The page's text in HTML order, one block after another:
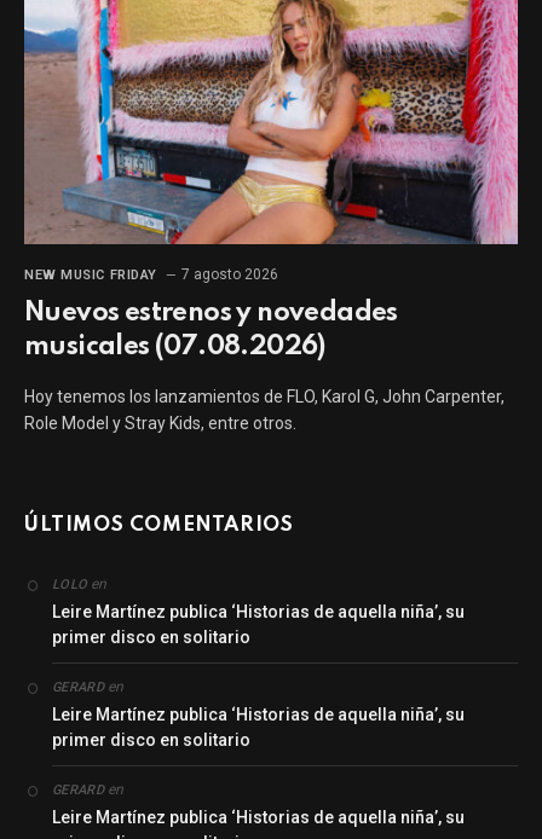
NEW MUSIC FRIDAY 7 agosto 2026
Nuevos estrenos y novedades
musicales (07.08.2026)
Hoy tenemos los lanzamientos de FLO, Karol G, John Carpenter,
Role Model y Stray Kids, entre otros.
ÚLTIMOS COMENTARIOS
LOLO en
Leire Martínez publica ‘Historias de aquella niña’, su
primer disco en solitario
GERARDen
Leire Martínez publica ‘Historias de aquella niña’, su
primer disco en solitario
GERARDen
Leire Martínez publica ‘Historias de aquella niña’, su